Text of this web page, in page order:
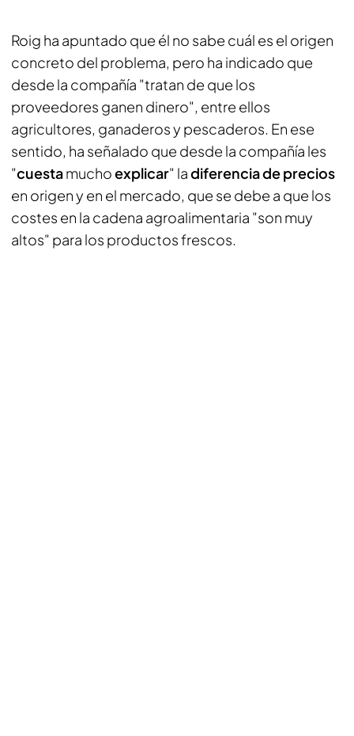
Roig ha apuntado que él no sabe cuál es el origen
concreto del problema, pero ha indicado que
desde la compañía "tratan de que los
proveedores ganen dinero", entre ellos
agricultores, ganaderos y pescaderos. En ese
sentido, ha señalado que desde la compañía les
"cuestamuchoexplicar" ladiferencia de precios
en origen y en el mercado, que se debe a que los
costes en la cadena agroalimentaria "son muy
altos" para los productos frescos.